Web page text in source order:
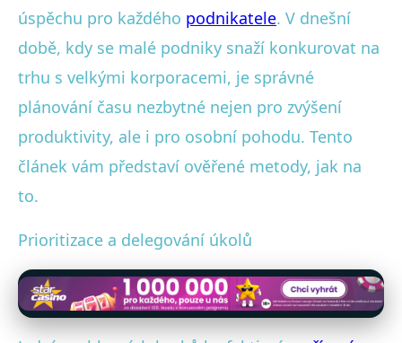
28. 10. 2025· 4 min čtení · Autor: Simona Novotná
úspěchu pro každého podnikatele. V dnešní
době, kdy se malé podniky snaží konkurovat na
trhu s velkými korporacemi, je správné
plánování času nezbytné nejen pro zvýšení
produktivity, ale i pro osobní pohodu. Tento
článek vám představí ověřené metody, jak na
to.
Prioritizace a delegování úkolů